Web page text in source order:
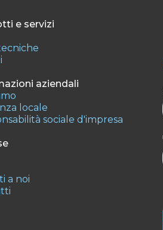
e servizi
aziendali
locale
sociale d'impresa
a noi